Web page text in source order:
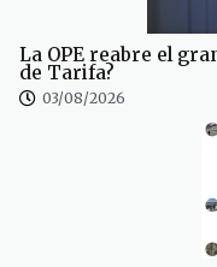
La OPE reabre el
de Tarifa?
03/08/2026